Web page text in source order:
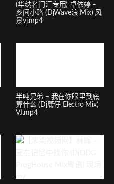
(华纳名门汇专用) 卓依婷 –
乡间小路 (DjWave浪 Mix) 风
景vj.mp4
半吨兄弟 – 我在你眼里到底
算什么 (Dj庸仔 Electro Mix)
VJ.mp4